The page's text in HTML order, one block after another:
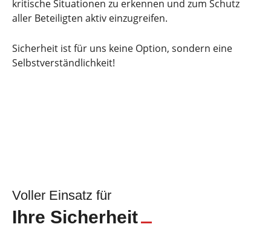
kritische Situationen zu erkennen und zum Schutz
aller Beteiligten aktiv einzugreifen.
Sicherheit ist für uns keine Option, sondern eine
Selbstverständlichkeit!
Voller Einsatz für
Ihre Sicherheit